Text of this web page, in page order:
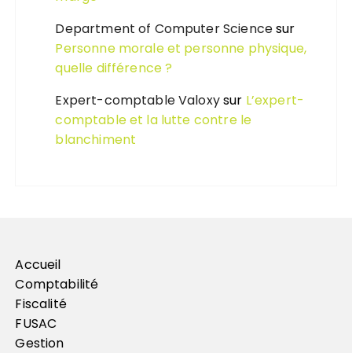
Department of Computer Sciencesur
Personne morale et personne physique,
quelle différence ?
Expert-comptable Valoxysur L’expert-
comptable et la lutte contre le
blanchiment
Accueil
Comptabilité
Fiscalité
FUSAC
Gestion